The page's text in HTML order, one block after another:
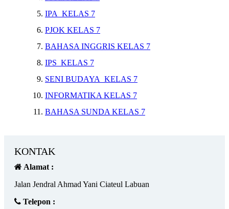
IPA KELAS 7
PJOK KELAS 7
BAHASA INGGRIS KELAS 7
IPS KELAS 7
SENI BUDAYA KELAS 7
INFORMATIKA KELAS 7
BAHASA SUNDA KELAS 7
KONTAK
Alamat :
Jalan Jendral Ahmad Yani Ciateul Labuan
Telepon :